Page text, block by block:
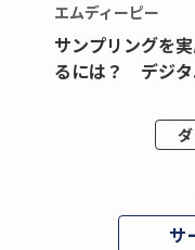
エムディーピー
サンプリングを
るには？ デジ
サ